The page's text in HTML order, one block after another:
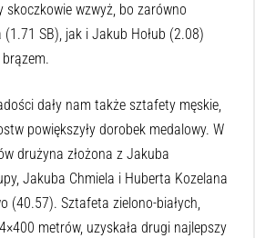
skoczkowie wzwyż, bo zarówno
SB), jak i Jakub Hołub (2.08)
dały nam także sztafety męskie,
powiększyły dorobek medalowy. W
drużyna złożona z Jakuba
Jakuba Chmiela i Huberta Kozelana
(40.57). Sztafeta zielono-białych,
metrów, uzyskała drugi najlepszy